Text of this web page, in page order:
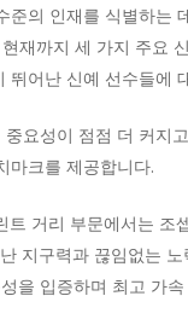
의 인재를 식별하
재까지 세 가지 주요
어난 신예 선수들에
요성이 점점 더 커
마크를 제공합니다.
거리 부문에서는
지구력과 끊임없는
을 입증하며 최고 가